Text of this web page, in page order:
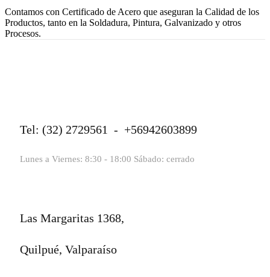
Contamos con Certificado de Acero que aseguran la Calidad de los
Productos, tanto en la Soldadura, Pintura, Galvanizado y otros
Procesos.
Tel: (32) 2729561 - +56942603899
Lunes a Viernes: 8:30 - 18:00 Sábado: cerrado
Las Margaritas 1368,
Quilpué, Valparaíso